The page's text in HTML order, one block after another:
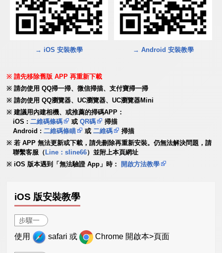
→ iOS 安裝教學 → Android 安裝教學
請先移除舊版 APP 再重新下載
請勿使用 QQ掃一掃、微信掃描、支付寶掃一掃
請勿使用 QQ瀏覽器、UC瀏覽器、UC瀏覽器Mini
建議用內建相機、或推薦的掃碼APP：
iOS :二維碼條碼 或QR碼
掃描
Android :二維碼條瞄 或二維碼
掃描
若 APP 無法更新或下載，請先刪除再重新安裝。仍無法解決問題，請
聯繫客服（ Line：sline66）並附上本頁網址
iOS 版本遇到「無法驗證 App」時：
開啟方法教學
iOS 版安裝教學
步驟一
使用 safari 或 Chrome 開啟本>頁面